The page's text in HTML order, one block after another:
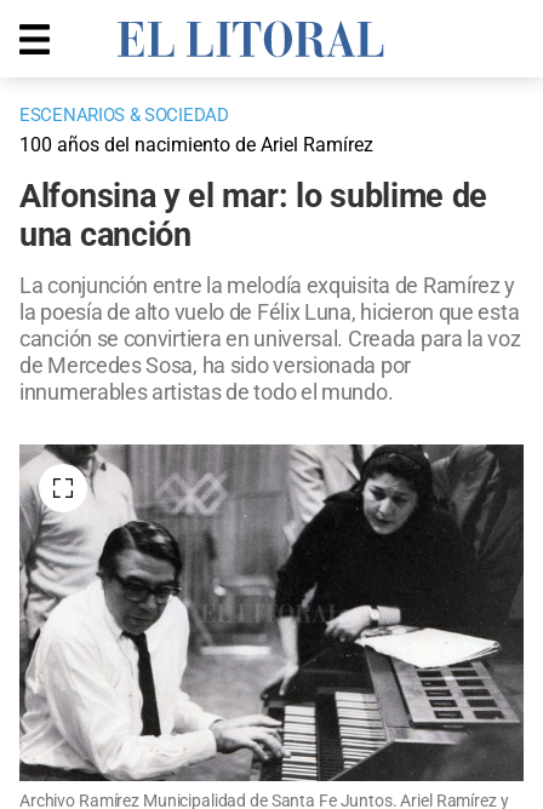
ESCENARIOS & SOCIEDAD
100 años del nacimiento de Ariel Ramírez
Alfonsina y el mar: lo sublime de
una canción
La conjunción entre la melodía exquisita de Ramírez y
la poesía de alto vuelo de Félix Luna, hicieron que esta
canción se convirtiera en universal. Creada para la voz
de Mercedes Sosa, ha sido versionada por
innumerables artistas de todo el mundo.
Archivo Ramírez Municipalidad de Santa Fe Juntos. Ariel Ramírez y